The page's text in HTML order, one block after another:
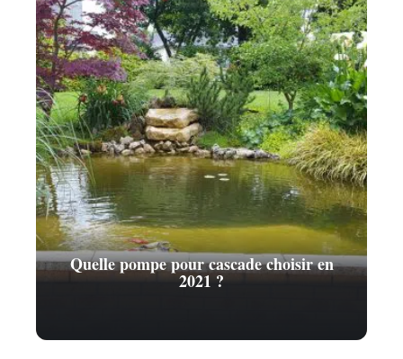
Quelle pompe pour cascade choisir en
2021 ?